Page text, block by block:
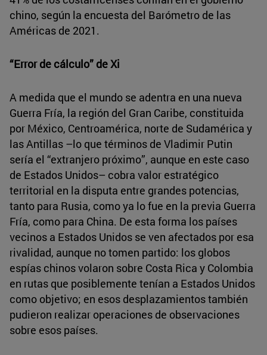
chino, según la encuesta del Barómetro de las
Américas de 2021.
“Error de cálculo” de Xi
A medida que el mundo se adentra en una nueva
Guerra Fría, la región del Gran Caribe, constituida
por México, Centroamérica, norte de Sudamérica y
las Antillas –lo que términos de Vladimir Putin
sería el “extranjero próximo”, aunque en este caso
de Estados Unidos– cobra valor estratégico
territorial en la disputa entre grandes potencias,
tanto para Rusia, como ya lo fue en la previa Guerra
Fría, como para China. De esta forma los países
vecinos a Estados Unidos se ven afectados por esa
rivalidad, aunque no tomen partido: los globos
espías chinos volaron sobre Costa Rica y Colombia
en rutas que posiblemente tenían a Estados Unidos
como objetivo; en esos desplazamientos también
pudieron realizar operaciones de observaciones
sobre esos países.